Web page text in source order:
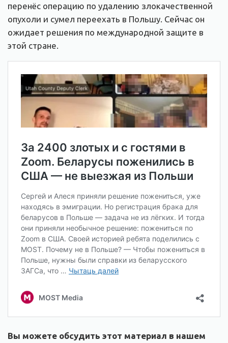
перенёс операцию по удалению злокачественной
опухоли и сумел переехать в Польшу. Сейчас он
ожидает решения по международной защите в
этой стране.
Вы можете обсудить этот материал в нашем